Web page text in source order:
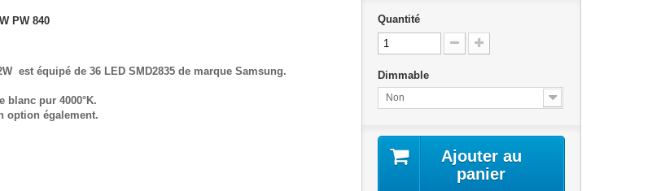
PW 840
est équipé de 36 LED SMD2835 de marque Samsung.
blanc pur 4000°K.
option également.
Quantité
Dimmable
Non
Ajouter au
panier